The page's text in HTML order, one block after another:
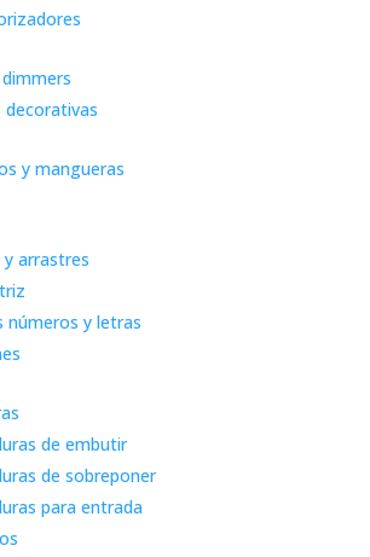
decorativas
y mangueras
arrastres
números y letras
de embutir
de sobreponer
para entrada